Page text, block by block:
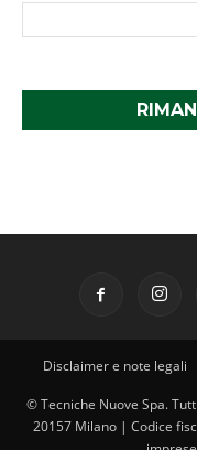
Disclaimer e note legali
© Tecniche Nuove Spa.
20157 Milano | Codice